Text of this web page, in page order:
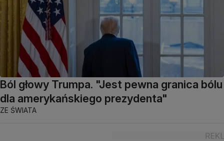
Ból głowy Trumpa. "Jest pewna granica bólu
dla amerykańskiego prezydenta"
ZE ŚWIATA